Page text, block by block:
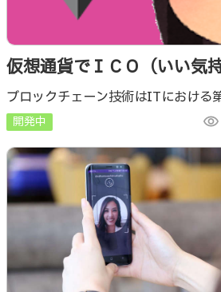
仮想通貨でＩＣＯ（いい気
ファリング）
ブロックチェーン技術はITにおける
開発中 visibility